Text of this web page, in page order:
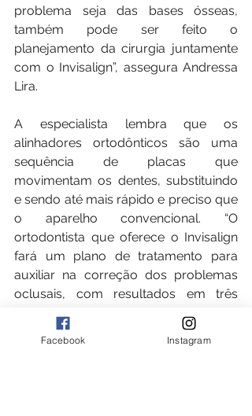
problema seja das bases ósseas,
também pode ser feito o
planejamento da cirurgia juntamente
com o Invisalign”, assegura Andressa
Lira.
A especialista lembra que os
alinhadores ortodônticos são uma
sequência de placas que
movimentam os dentes, substituindo
e sendo até mais rápido e preciso que
o aparelho convencional. “O
ortodontista que oferece o Invisalign
fará um plano de tratamento para
auxiliar na correção dos problemas
oclusais, com resultados em três
trinta meses, nos casos mais
Facebook Instagram